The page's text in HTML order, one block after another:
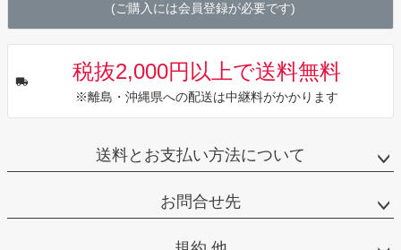
(ご購入には会員登録が必要です)
税抜2,000円以上で送料無料
※離島・沖縄県への配送は中継料がかかります
送料とお支払い方法について
お問合せ先